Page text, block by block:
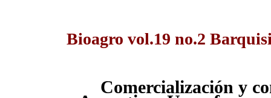
Bioagro vol.19 no.2
Comercialización y